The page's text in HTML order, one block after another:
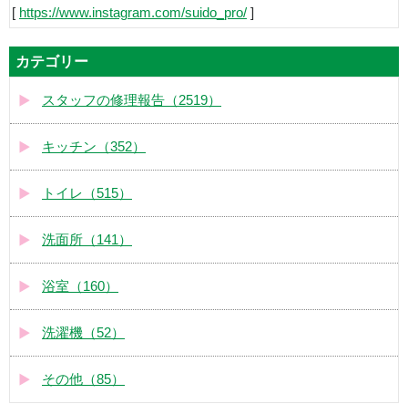
[ https://www.instagram.com/suido_pro/ ]
カテゴリー
スタッフの修理報告（2519）
キッチン（352）
トイレ（515）
洗面所（141）
浴室（160）
洗濯機（52）
その他（85）